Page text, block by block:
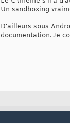
Un sandboxing
D’ailleurs sous
documentation. Je